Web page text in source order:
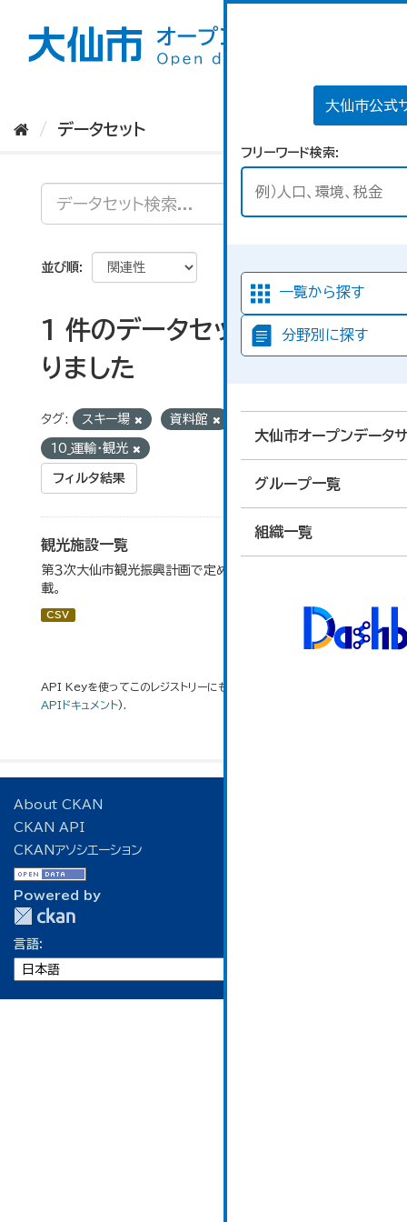
大仙市公式
フリーワード検索
一覧から探す
分野別に探す
大仙市オープンデータ
グループ一覧
組織一覧
データセット
並び順
1 件のデータセットが見つか
りました
タグ: スキー場 資料館
10_運輸・観光
フィルタ結果
観光施設一覧
第３次大仙市観光振興計画で定めた、主要観光施設を掲
載。
CSV
API Keyを使ってこのレジストリーにもアクセス可能です
APIドキュメント).
About CKAN
CKAN API
CKANアソシエーション
Powered by
言語